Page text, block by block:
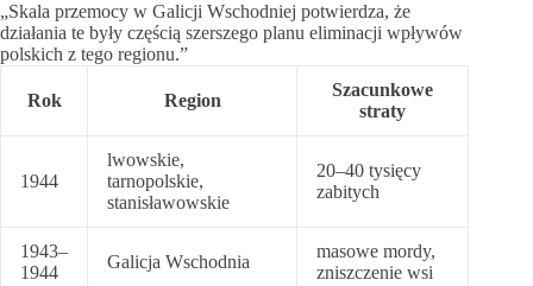
„Skala przemocy w Galicji Wschodniej potwierdza, że
działania te były częścią szerszego planu eliminacji wpływów
polskich z tego regionu.”
Rok Region
Szacunkowe
straty
1944
lwowskie,
tarnopolskie,
stanisławowskie
20–40 tysięcy
zabitych
1943–
1944
Galicja Wschodnia
masowe mordy,
zniszczenie wsi